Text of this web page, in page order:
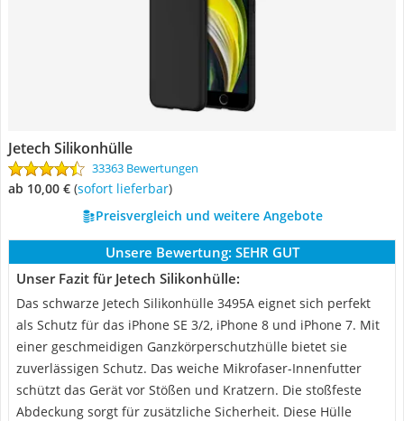
Jetech Silikonhülle
33363 Bewertungen
ab 10,00 € ( Sofort lieferbar)
Preisvergleich und weitere Angebote
Unsere Bewertung: SEHR GUT
Unser Fazit für Jetech Silikonhülle:
Das schwarze Jetech Silikonhülle 3495A eignet sich perfekt
als Schutz für das iPhone SE 3/2, iPhone 8 und iPhone 7. Mit
einer geschmeidigen Ganzkörperschutzhülle bietet sie
zuverlässigen Schutz. Das weiche Mikrofaser-Innenfutter
schützt das Gerät vor Stößen und Kratzern. Die stoßfeste
Abdeckung sorgt für zusätzliche Sicherheit. Diese Hülle